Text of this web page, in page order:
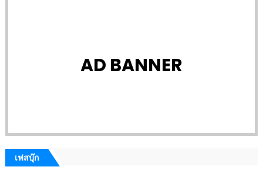
AD BANNER
เฟสบุ๊ก